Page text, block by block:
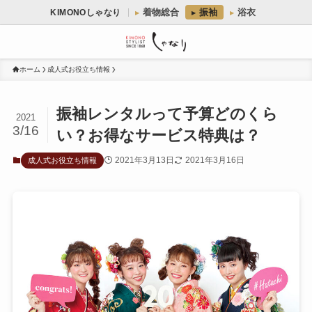
KIMONOしゃなり 着物総合 振袖 浴衣
ホーム 成人式お役立ち情報
振袖レンタルって予算どのくら
い？お得なサービス特典は？
2021
3/16
成人式お役立ち情報 2021年3月13日 2021年3月16日